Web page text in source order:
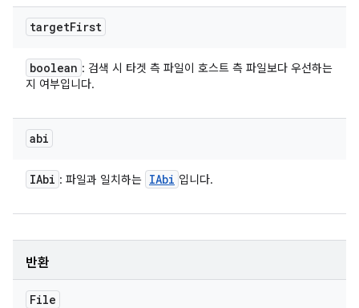
targetFirst
boolean : 검색 시 타겟 측 파일이 호스트 측 파일보다 우선하는
지 여부입니다.
abi
IAbi : 파일과 일치하는 IAbi 입니다.
반환
File